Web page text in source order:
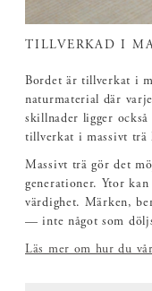
TILLVERKAD I
Bordet är tillverkat i
naturmaterial där
skillnader ligger
tillverkat i massivt trä
Massivt trä gör det
generationer. Ytor
värdighet. Märken,
— inte något som
Läs mer om hur du